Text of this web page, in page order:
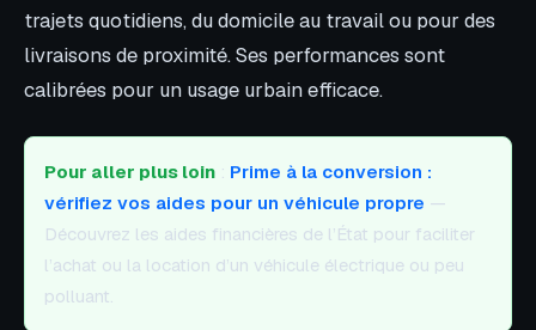
trajets quotidiens, du domicile au travail ou pour des
livraisons de proximité. Ses performances sont
calibrées pour un usage urbain efficace.
Pour aller plus loin : Prime à la conversion :
vérifiez vos aides pour un véhicule propre —
Découvrez les aides financières de l’État pour faciliter
l’achat ou la location d’un véhicule électrique ou peu
polluant.